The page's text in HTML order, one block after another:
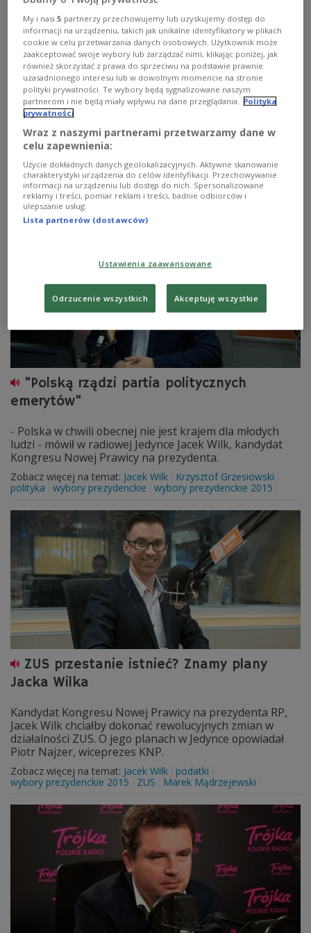
Wilk: Polskę trzeba odzyskać dla młodych
ludzi
Polskę trzeba odzyskać dla młodych ludzi - przekonywał
na konwencji wyborczej w Bydgoszczy kandydat na
prezydenta Jacek Wilk (Kongres Nowej Prawicy).
Zobacz więcej na temat:Jacek Wilk
polityka
wybory prezydenckie
"Polską rządzi partia politycznych
emerytów"
- Polska w chwili obecnej nie jest krajem dla młodych
ludzi - mówił w radiowej Jedynce Jacek Wilk, kandydat
Kongresu Nowej Prawicy na prezydenta.
Zobacz więcej na temat: Jacek Wilk
Krzysztof Grzesiowski
polityka
wybory prezydenckie wybory prezydenckie 2015
ZUS przestanie istnieć? Znamy plany
Jacka Wilka
Kandydat Kongresu Nowej Prawicy na prezydenta RP,
Jacek Wilk chciałby dokonać rewolucyjnych zmian w
działalności ZUS. O jego planach w Jedynce opowiadał
Piotr Najzer, wiceprezes KNP.
Zobacz więcej na temat: Jacek Wilk
podatki
wybory prezydenckie 2015
ZUS Marek Mądrzejewski
My i nasi5 partnerzy przechowujemy lub uzyskujemy dostęp do
informacji na urządzeniu, takich jak unikalne identyfikatory w plikach
cookie w celu przetwarzania danych osobowych. Użytkownik może
zaakceptować swoje wybory lub zarządzać nimi, klikając poniżej, jak
również skorzystać z prawa do sprzeciwu na podstawie prawnie
uzasadnionego interesu lub w dowolnym momencie na stronie
polityki prywatności. Te wybory będą sygnalizowane naszym
partnerom i nie będą miały wpływu na dane przeglądania.
Polityka
prywatności
Wraz z naszymi partnerami przetwarzamy dane w
celu zapewnienia:
Użycie dokładnych danych geolokalizacyjnych. Aktywne skanowanie
charakterystyki urządzenia do celów identyfikacji. Przechowywanie
informacji na urządzeniu lub dostęp do nich. Spersonalizowane
reklamy i treści, pomiar reklam i treści, badnie odbiorców i
ulepszanie usług.
Lista partnerów (dostawców)
Ustawienia zaawansowane
Odrzucenie wszystkich Akceptuję wszystkie